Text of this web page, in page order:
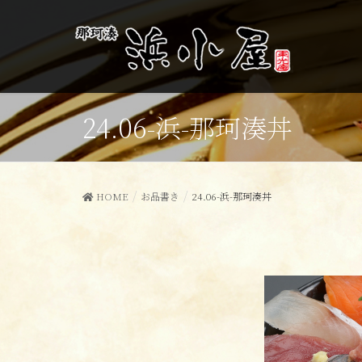
24.06-浜-那珂湊丼
HOME お品書き 24.06-浜-那珂湊丼